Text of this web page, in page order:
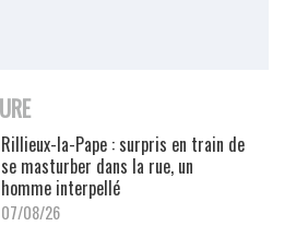
Rillieux-la-Pape : surpris en train de
se masturber dans la rue, un
homme interpellé
07/08/26